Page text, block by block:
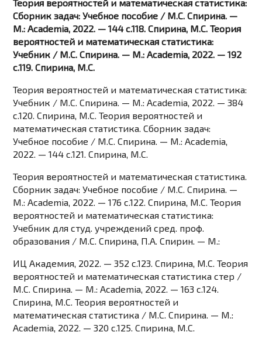
Теория вероятностей и математическая статистика:
Сборник задач: Учебное пособие / М.С. Спирина. —
М.: Academia, 2022. — 144 c.118. Спирина, М.С. Теория
вероятностей и математическая статистика:
Учебник / М.С. Спирина. — М.: Academia, 2022. — 192
c.119. Спирина, М.С.
Теория вероятностей и математическая статистика:
Учебник / М.С. Спирина. — М.: Academia, 2022. — 384
c.120. Спирина, М.С. Теория вероятностей и
математическая статистика. Сборник задач:
Учебное пособие / М.С. Спирина. — М.: Academia,
2022. — 144 c.121. Спирина, М.С.
Теория вероятностей и математическая статистика.
Сборник задач: Учебное пособие / М.С. Спирина. —
М.: Academia, 2022. — 176 c.122. Спирина, М.С. Теория
вероятностей и математическая статистика:
Учебник для студ. учреждений сред. проф.
образования / М.С. Спирина, П.А. Спирин. — М.:
ИЦ Академия, 2022. — 352 c.123. Спирина, М.С. Теория
вероятностей и математическая статистика стер /
М.С. Спирина. — М.: Academia, 2022. — 163 c.124.
Спирина, М.С. Теория вероятностей и
математическая статистика / М.С. Спирина. — М.:
Academia, 2022. — 320 c.125. Спирина, М.С.